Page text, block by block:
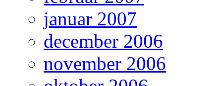
januar 2007
december 2006
november 2006